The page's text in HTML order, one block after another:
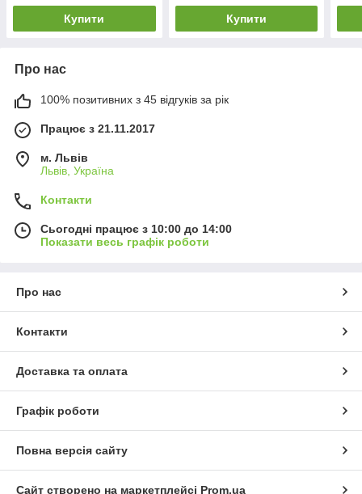
Купити Купити
Про нас
100% позитивних з 45 відгуків за рік
Працює з 21.11.2017
м. Львів
Львів, Україна
Контакти
Сьогодні працює з 10:00 до 14:00
Показати весь графік роботи
Про нас
Контакти
Доставка та оплата
Графік роботи
Повна версія сайту
Сайт створено на маркетплейсі Prom.ua